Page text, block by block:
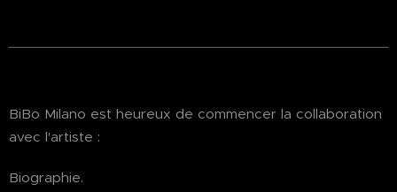
BiBo Milano est heureux de commencer la collaboration
avec l'artiste :
Biographie.